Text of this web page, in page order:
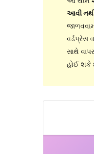
આવી
વર્ડપ્રેસ
સાથે
હોઈ શકે